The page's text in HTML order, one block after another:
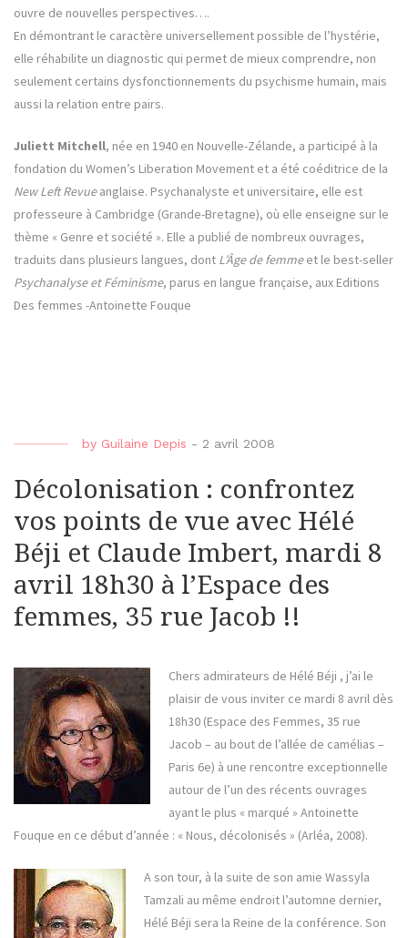
ouvre de nouvelles perspectives….
En démontrant le caractère universellement possible de l’hystérie,
elle réhabilite un diagnostic qui permet de mieux comprendre, non
seulement certains dysfonctionnements du psychisme humain, mais
aussi la relation entre pairs.
Juliett Mitchell, née en 1940 en Nouvelle-Zélande, a participé à la
fondation du Women’s Liberation Movement et a été coéditrice de la
New Left Revueanglaise. Psychanalyste et universitaire, elle est
professeure à Cambridge (Grande-Bretagne), où elle enseigne sur le
thème « Genre et société ». Elle a publié de nombreux ouvrages,
traduits dans plusieurs langues, dont L’Âge de femmeet le best-seller
Psychanalyse et Féminisme, parus en langue française, aux Editions
Des femmes -Antoinette Fouque
by Guilaine Depis - 2 avril 2008
Décolonisation : confrontez
vos points de vue avec Hélé
Béji et Claude Imbert, mardi 8
avril 18h30 à l’Espace des
femmes, 35 rue Jacob !!
Chers admirateurs de Hélé Béji , j’ai le
plaisir de vous inviter ce mardi 8 avril dès
18h30 (Espace des Femmes, 35 rue
Jacob – au bout de l’allée de camélias –
Paris 6e) à une rencontre exceptionnelle
autour de l’un des récents ouvrages
ayant le plus « marqué » Antoinette
Fouque en ce début d’année : « Nous, décolonisés » (Arléa, 2008).
A son tour, à la suite de son amie Wassyla
Tamzali au même endroit l’automne dernier,
Hélé Béji sera la Reine de la conférence. Son